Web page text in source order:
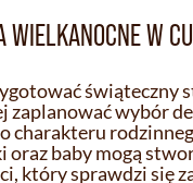
WIELKANOCNE W
świąteczny
zaplanować wybór
charakteru
oraz baby mogą
który sprawdzi się